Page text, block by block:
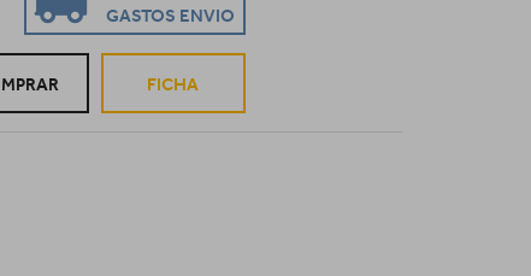
GASTOS ENVIO
FICHA